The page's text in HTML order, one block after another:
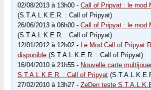
02/08/2013 à 13h00 - Call of Pripyat : le mod
(S.T.A.L.K.E.R. : Call of Pripyat)
26/06/2013 à 06h00 - Call of Pripyat : le mod
(S.T.A.L.K.E.R. : Call of Pripyat)
12/01/2012 à 12h02 - Le Mod Call of Pripyat
disponible (S.T.A.L.K.E.R. : Call of Pripyat)
16/04/2010 à 21h55 - Nouvelle carte
S.T.A.L.K.E.R. : Call of Pripyat
27/02/2010 à 13h27 - ZeDen teste